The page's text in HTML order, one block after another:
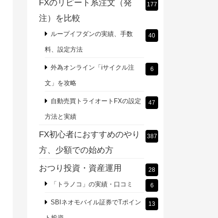
FXのリピート系注文（発
注）を比較
177
ループイフダンの実績、手数
料、設定方法
40
外為オンライン「iサイクル注
文」を攻略
6
自動売買トライオートFXの設定
方法と実績
47
FX初心者におすすめのやり
方、少額での始め方
387
おつり投資・資産運用 28
「トラノコ」の実績・口コミ 6
SBIネオモバイル証券でTポイン 13